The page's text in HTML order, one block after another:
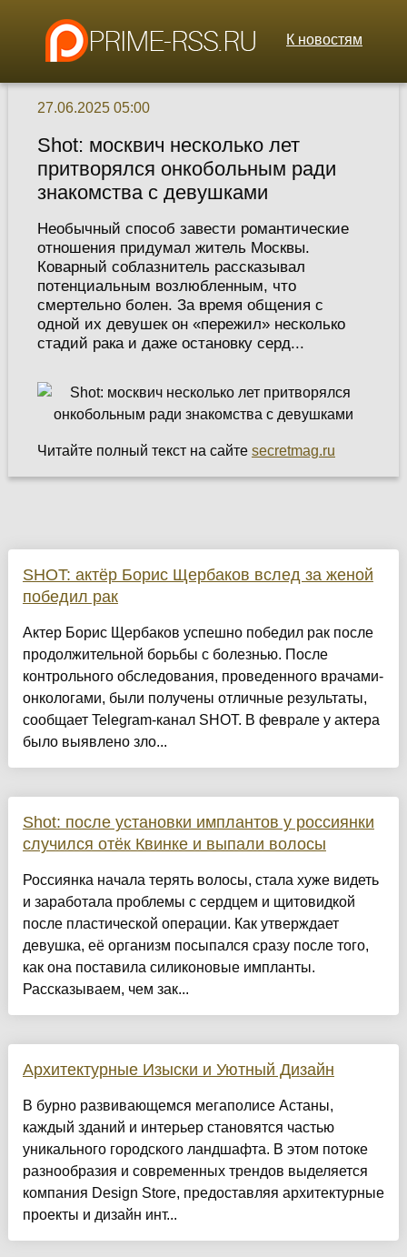
К новостям
27.06.2025 05:00
Shot: москвич несколько лет
притворялся онкобольным ради
знакомства с девушками
Необычный способ завести романтические
отношения придумал житель Москвы.
Коварный соблазнитель рассказывал
потенциальным возлюбленным, что
смертельно болен. За время общения с
одной их девушек он «пережил» несколько
стадий рака и даже остановку серд...
Читайте полный текст на сайте secretmag.ru
SHOT: актёр Борис Щербаков вслед за женой
победил рак
Актер Борис Щербаков успешно победил рак после
продолжительной борьбы с болезнью. После
контрольного обследования, проведенного врачами-
онкологами, были получены отличные результаты,
сообщает Telegram-канал SHOT. В феврале у актера
было выявлено зло...
Shot: после установки имплантов у россиянки
случился отёк Квинке и выпали волосы
Россиянка начала терять волосы, стала хуже видеть
и заработала проблемы с сердцем и щитовидкой
после пластической операции. Как утверждает
девушка, её организм посыпался сразу после того,
как она поставила силиконовые импланты.
Рассказываем, чем зак...
Архитектурные Изыски и Уютный Дизайн
​В бурно развивающемся мегаполисе Астаны,
каждый зданий и интерьер становятся частью
уникального городского ландшафта. В этом потоке
разнообразия и современных трендов выделяется
компания Design Store, предоставляя архитектурные
проекты и дизайн инт...